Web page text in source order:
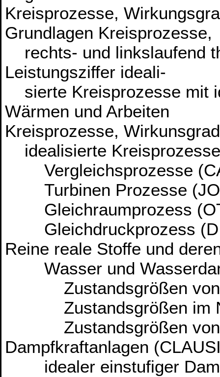
Kreisprozesse,
Grundlagen Kreisprozesse,
rechts- und linkslaufend
Leistungsziffer ideali-
sierte Kreisprozesse mit
Wärmen und Arbeiten
Kreisprozesse,
idealisierte
Vergleichsprozesse
Turbinen Prozesse
Gleichraumprozess
Gleichdruckprozess
Reine reale Stoffe und
Wasser und
Zustandsgrößen von
Zustandsgrößen im
Zustandsgrößen von
Dampfkraftanlagen
idealer einstufiger